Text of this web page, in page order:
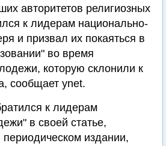
авторитетов религиозных
к лидерам национально-
и призвал их покаяться в
во время
которую склонили к
сообщает ynet.
к лидерам
в своей статье,
издании,